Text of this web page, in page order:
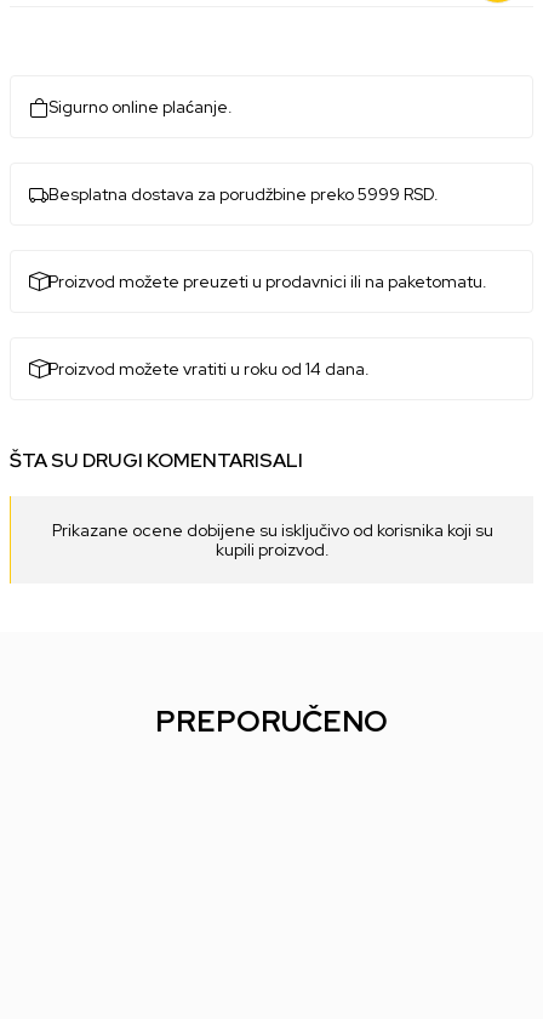
Sigurno online plaćanje.
Besplatna dostava za porudžbine preko 5999 RSD.
Proizvod možete preuzeti u prodavnici ili na paketomatu.
Proizvod možete vratiti u roku od 14 dana.
ŠTA SU DRUGI KOMENTARISALI
Prikazane ocene dobijene su isključivo od korisnika koji su
kupili proizvod.
PREPORUČENO